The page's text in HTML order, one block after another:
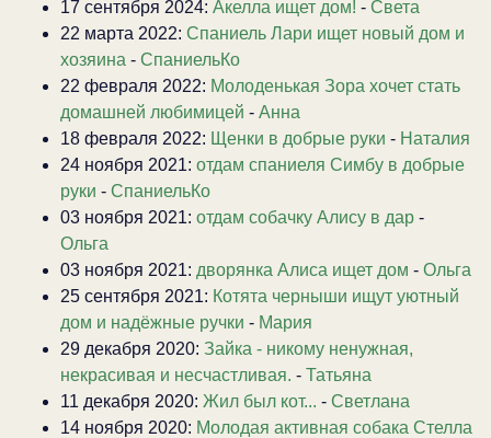
17 сентября 2024: Акелла ищет дом! - Света
22 марта 2022: Спаниель Лари ищет новый дом и
хозяина - СпаниельКо
22 февраля 2022: Молоденькая Зора хочет стать
домашней любимицей - Анна
18 февраля 2022: Щенки в добрые руки - Наталия
24 ноября 2021: отдам спаниеля Симбу в добрые
руки - СпаниельКо
03 ноября 2021: отдам собачку Алису в дар -
Ольга
03 ноября 2021: дворянка Алиса ищет дом - Ольга
25 сентября 2021: Котята черныши ищут уютный
дом и надёжные ручки - Мария
29 декабря 2020: Зайка - никому ненужная,
некрасивая и несчастливая. - Татьяна
11 декабря 2020: Жил был кот... - Светлана
14 ноября 2020: Молодая активная собака Стелла